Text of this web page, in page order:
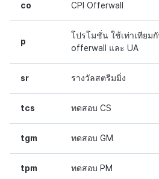
co CPI Offerwall
p
โปรโมชั่น ใช้เท่าเทียม
offerwall และ UA
sr รางวัลสตรีมมิ่ง
tcs ทดสอบ CS
tgm ทดสอบ GM
tpm ทดสอบ PM